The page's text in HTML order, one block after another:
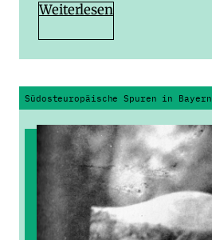
Weiterlesen
Südosteuropäische Spuren in Bayern